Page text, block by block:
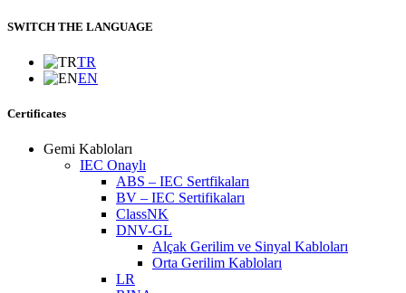
SWITCH THE LANGUAGE
TR
EN
Certificates
Gemi Kabloları
IEC Onaylı
ABS – IEC Sertfikaları
BV – IEC Sertifikaları
ClassNK
DNV-GL
Alçak Gerilim ve Sinyal Kabloları
Orta Gerilim Kabloları
LR